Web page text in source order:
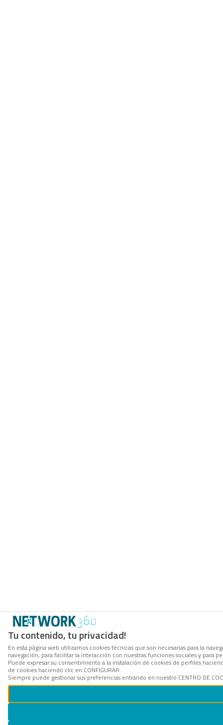
Tu contenido, tu privacidad!
En esta página web utilizamos cookies técnicas que son necesarias para la
navegación, para facilitar la interacción con nuestras funciones sociales y
Puede expresar su consentimiento a la instalación de cookies de perfiles
de cookies haciendo clic en CONFIGURAR.
Siempre puede gestionar sus preferencias entrando en nuestro CENTRO DE